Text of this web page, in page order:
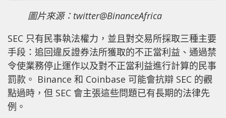
圖片來源：twitter@BinanceAfrica
SEC 只有民事執法權力，並且對交易所採取三種主要
手段：追回違反證券法所獲取的不正當利益、通過禁
令使業務停止運作以及對不正當利益進行計算的民事
罰款。 Binance 和 Coinbase 可能會抗辯 SEC 的觀
點過時，但 SEC 會主張這些問題已有長期的法律先
例。